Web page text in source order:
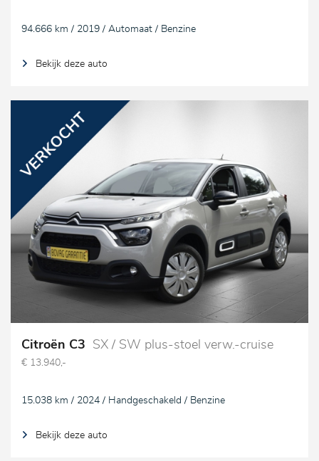
94.666 km / 2019 / Automaat / Benzine
Bekijk deze auto
Citroën C3 SX / SW plus-stoel verw.-cruise
€ 13.940,-
15.038 km / 2024 / Handgeschakeld / Benzine
Bekijk deze auto